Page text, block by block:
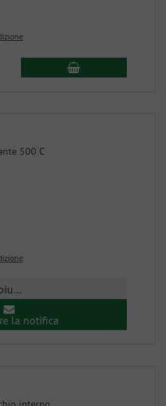
la notifica